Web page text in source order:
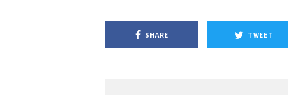
SHARE TWEET